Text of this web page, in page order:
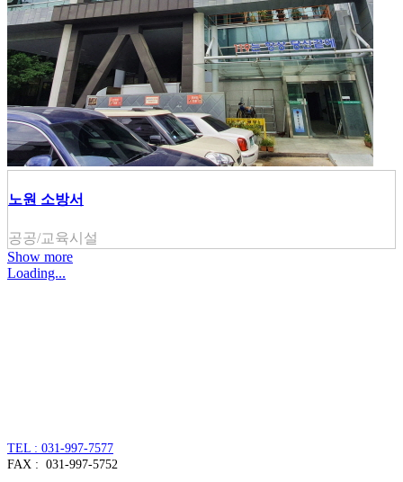
노원 소방서
공공/교육시설
Show more
Loading...
TEL : 031-997-7577
FAX : 031-997-5752